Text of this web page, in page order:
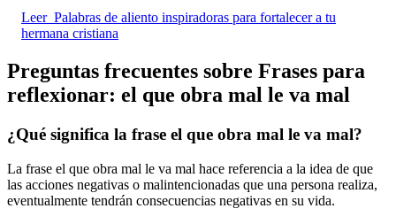
Leer Palabras de aliento inspiradoras para fortalecer a tu
hermana cristiana
Preguntas frecuentes sobre Frases para
reflexionar: el que obra mal le va mal
¿Qué significa la frase el que obra mal le va mal?
La frase el que obra mal le va mal hace referencia a la idea de que
las acciones negativas o malintencionadas que una persona realiza,
eventualmente tendrán consecuencias negativas en su vida.